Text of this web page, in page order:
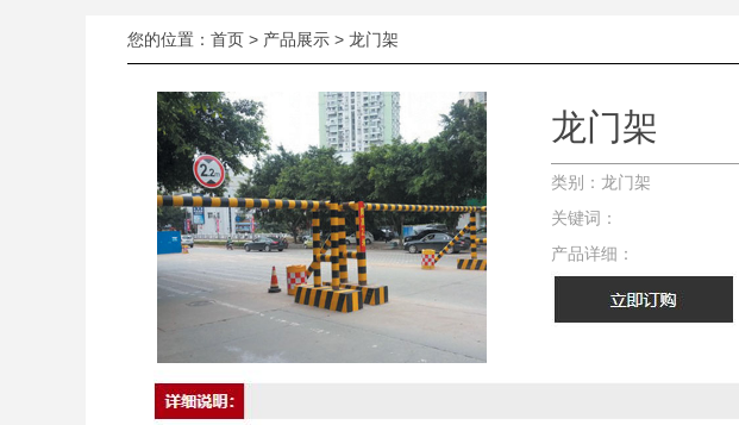
您的位置： 首页 > 产品展示 > 龙门架
龙门架
类别：龙门架
关键词：
产品详细：